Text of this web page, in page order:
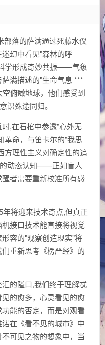
部落的萨满通过死藤水仪
幻中看见"森林的呼
学形成奇妙共振——气象
满描述的"生命气息 ***
俯瞰地球，他们感受到
识殊途同归。
,在石棺中参透"心外无
革命，与笛卡尔的"我思
方理性主义对确定性的追
的动态认知——正如盲人
者需要重新校准所有感
年将迎来技术奇点,但真正
接口技术能直接将视觉
容的"观察创造现实"将
重新思考《楞严经》的
的隘口,我们终于理解忒
的愈多，心灵看见的愈
能的否定，而是对观看
在《看不见的城市》中
可见之物的想象中，当